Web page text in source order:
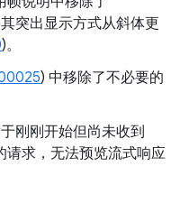
突出显示方式从斜体更
)。
) 中移除了不必要的
刚刚开始但尚未收到
请求，无法预览流式响应